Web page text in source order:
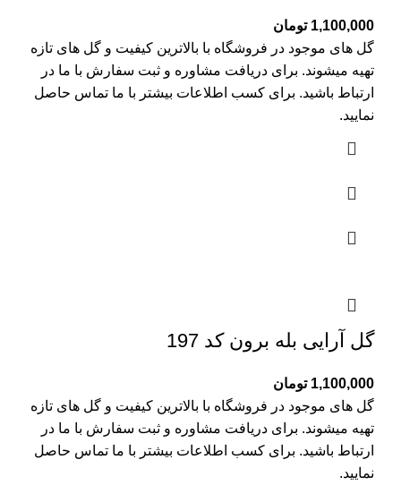
1,100,000 تومان
گل های موجود در فروشگاه با بالاترین کیفیت و گل های تازه
تهیه میشوند. برای دریافت مشاوره و ثبت سفارش با ما در
ارتباط باشید. برای کسب اطلاعات بیشتر با ما تماس حاصل
نمایید.
گل آرایی بله برون کد 197
1,100,000 تومان
گل های موجود در فروشگاه با بالاترین کیفیت و گل های تازه
تهیه میشوند. برای دریافت مشاوره و ثبت سفارش با ما در
ارتباط باشید. برای کسب اطلاعات بیشتر با ما تماس حاصل
نمایید.